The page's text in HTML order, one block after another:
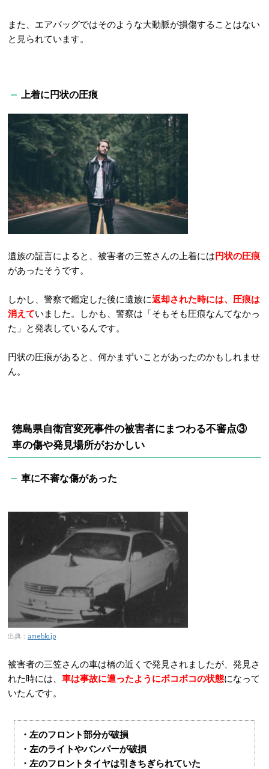
また、エアバッグではそのような大動脈が損傷することはない
と見られています。
上着に円状の圧痕
遺族の証言によると、被害者の三笠さんの上着には円状の圧痕
があったそうです。
しかし、警察で鑑定した後に遺族に返却された時には、圧痕は
消えていました。しかも、警察は「そもそも圧痕なんてなかっ
た」と発表しているんです。
円状の圧痕があると、何かまずいことがあったのかもしれませ
ん。
徳島県自衛官変死事件の被害者にまつわる不審点③
車の傷や発見場所がおかしい
車に不審な傷があった
出典： ameblo.jp
被害者の三笠さんの車は橋の近くで発見されましたが、発見さ
れた時には、 車は事故に遭ったようにボコボコの状態になって
いたんです。
・左のフロント部分が破損
・左のライトやバンパーが破損
・左のフロントタイヤは引きちぎられていた